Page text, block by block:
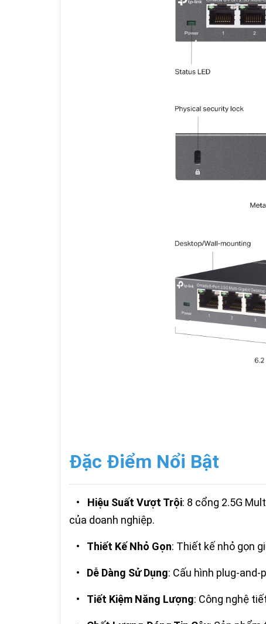
Đặc Điểm Nổi Bật
• Hiệu Suất Vượt Trội: 8 cổng 2.5G
của doanh nghiệp.
• Thiết Kế Nhỏ Gọn: Thiết kế nhỏ gọn
• Dễ Dàng Sử Dụng: Cấu hình plug-
• Tiết Kiệm Năng Lượng: Công nghệ